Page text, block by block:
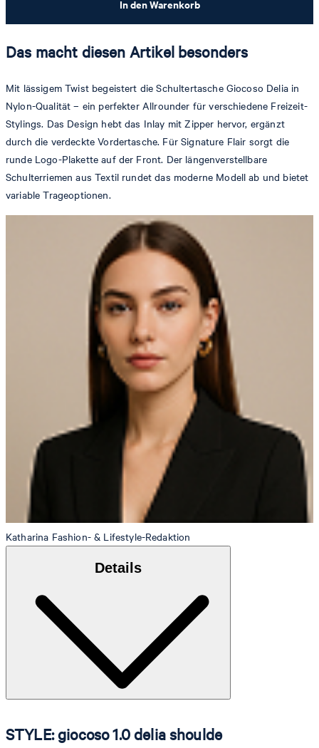
In den Warenkorb
Das macht diesen Artikel besonders
Mit lässigem Twist begeistert die Schultertasche Giocoso Delia in
Nylon-Qualität – ein perfekter Allrounder für verschiedene Freizeit-
Stylings. Das Design hebt das Inlay mit Zipper hervor, ergänzt
durch die verdeckte Vordertasche. Für Signature Flair sorgt die
runde Logo-Plakette auf der Front. Der längenverstellbare
Schulterriemen aus Textil rundet das moderne Modell ab und bietet
variable Trageoptionen.
Katharina Fashion- & Lifestyle-Redaktion
Details
STYLE: giocoso 1.0 delia shoulde